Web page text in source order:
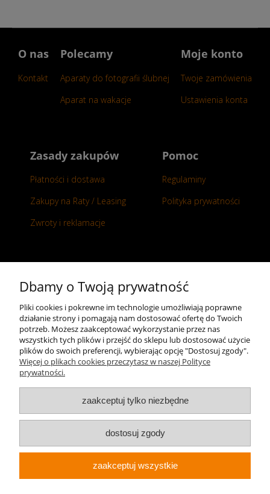
O nas
Kontakt
Polecamy
Aparaty do fotografii ślubnej
Aparat na wakacje
Moje konto
Twoje zamówienia
Ustawienia konta
Zasady zakupów
Płatności i dostawa
Zakupy na Raty / Leasing
Zwroty i reklamacje
Pomoc
Regulaminy
Polityka prywatności
Kontakt
+48 696 50 70 20
sklep@notopstryk.pl
Dbamy o Twoją prywatność
Pliki cookies i pokrewne im technologie umożliwiają poprawne
działanie strony i pomagają nam dostosować ofertę do Twoich
potrzeb. Możesz zaakceptować wykorzystanie przez nas
wszystkich tych plików i przejść do sklepu lub dostosować użycie
plików do swoich preferencji, wybierając opcję "Dostosuj zgody".
Więcej o plikach cookies przeczytasz w naszej Polityce
prywatności.
zaakceptuj tylko niezbędne
dostosuj zgody
zaakceptuj wszystkie